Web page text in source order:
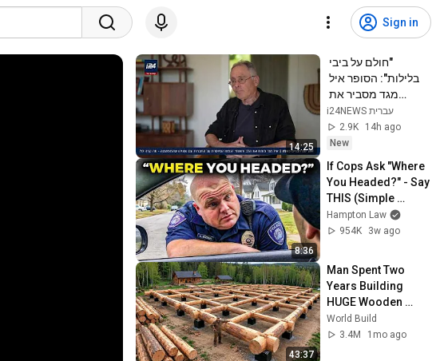
Sign in
14:25
בלילות": הסופר איל
מגד מסביר את
ההשתלחות בנתניהו
i24NEWS עברית
2.9K
14h ago
New
8:36
If Cops Ask "Where
You Headed?" - Say
THIS (Simple
Phrase)
Hampton Law
954K
3w ago
43:37
Man Spent Two
Years Building
HUGE Wooden
House for his
Family | Start to
World Build
3.4M
1mo ago